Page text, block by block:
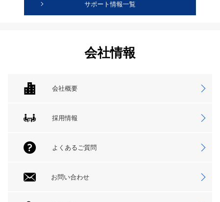
サポート情報一覧
会社情報
会社概要
採用情報
よくあるご質問
お問い合わせ